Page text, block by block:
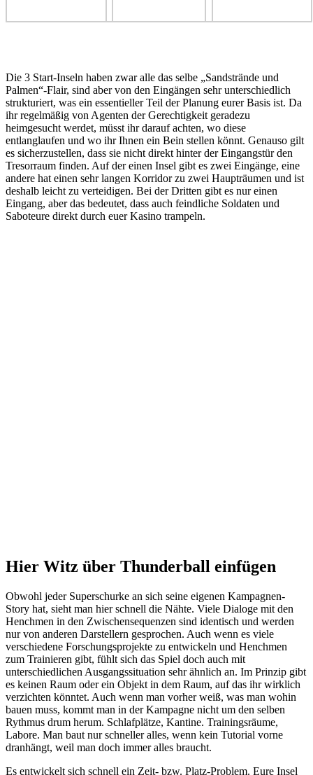
Die 3 Start-Inseln haben zwar alle das selbe „Sandstrände und
Palmen“-Flair, sind aber von den Eingängen sehr unterschiedlich
strukturiert, was ein essentieller Teil der Planung eurer Basis ist. Da
ihr regelmäßig von Agenten der Gerechtigkeit geradezu
heimgesucht werdet, müsst ihr darauf achten, wo diese
entlanglaufen und wo ihr Ihnen ein Bein stellen könnt. Genauso gilt
es sicherzustellen, dass sie nicht direkt hinter der Eingangstür den
Tresorraum finden. Auf der einen Insel gibt es zwei Eingänge, eine
andere hat einen sehr langen Korridor zu zwei Haupträumen und ist
deshalb leicht zu verteidigen. Bei der Dritten gibt es nur einen
Eingang, aber das bedeutet, dass auch feindliche Soldaten und
Saboteure direkt durch euer Kasino trampeln.
Hier Witz über Thunderball einfügen
Obwohl jeder Superschurke an sich seine eigenen Kampagnen-
Story hat, sieht man hier schnell die Nähte. Viele Dialoge mit den
Henchmen in den Zwischensequenzen sind identisch und werden
nur von anderen Darstellern gesprochen. Auch wenn es viele
verschiedene Forschungsprojekte zu entwickeln und Henchmen
zum Trainieren gibt, fühlt sich das Spiel doch auch mit
unterschiedlichen Ausgangssituation sehr ähnlich an. Im Prinzip gibt
es keinen Raum oder ein Objekt in dem Raum, auf das ihr wirklich
verzichten könntet. Auch wenn man vorher weiß, was man wohin
bauen muss, kommt man in der Kampagne nicht um den selben
Rythmus drum herum. Schlafplätze, Kantine. Trainingsräume,
Labore. Man baut nur schneller alles, wenn kein Tutorial vorne
dranhängt, weil man doch immer alles braucht.
Es entwickelt sich schnell ein Zeit- bzw. Platz-Problem. Eure Insel